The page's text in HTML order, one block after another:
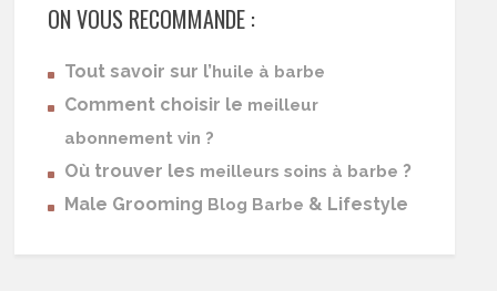
ON VOUS RECOMMANDE :
Tout savoir sur l’huile à barbe
Comment choisir le meilleur
abonnement vin ?
Où trouver les meilleurs soins à barbe ?
Male Grooming Blog Barbe & Lifestyle